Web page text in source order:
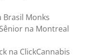
Brasil Monks
na Montreal
na ClickCannabis